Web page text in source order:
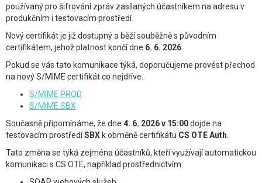
používaný pro šifrování zpráv zasílaných účastníkem na adresu v
produkčním i testovacím prostředí.
Nový certifikát je již dostupný a běží souběžně s původním
certifikátem, jehož platnost končí dne 6. 6. 2026
Pokud se vás tato komunikace týká, doporučujeme provést přechod
na nový S/MIME certifikát co nejdříve.
S/MIME PROD
S/MIME SBX
Současně připomínáme, že dne 4. 6. 2026 v 15:00dojde na
testovacím prostředíSBX k obměně certifikátu CS OTE Auth
Tato změna se týká zejména účastníků, kteří využívají automatickou
komunikaci s CS OTE, například prostřednictvím: